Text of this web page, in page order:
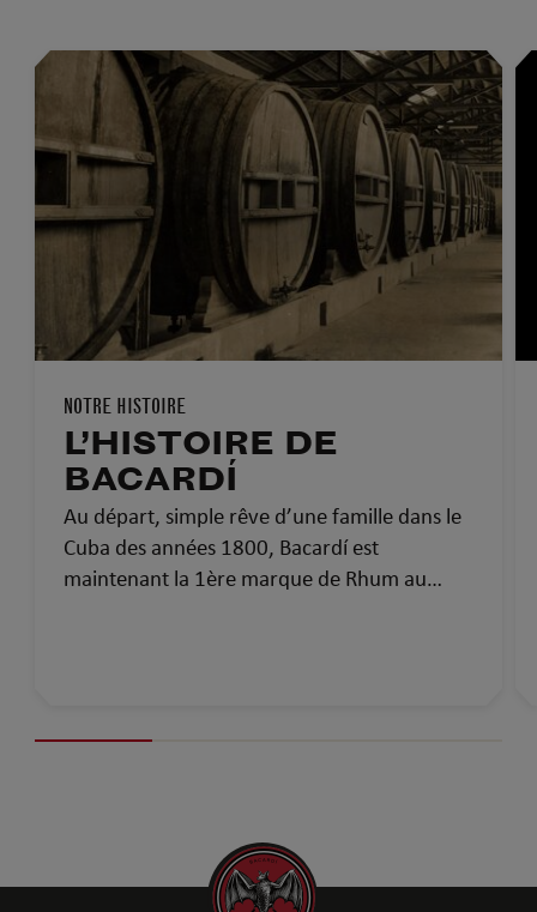
NOTRE HISTOIRE
L’HISTOIRE DE
BACARDÍ
Au départ, simple rêve d’une famille dans le
Cuba des années 1800, Bacardí est
maintenant la 1ère marque de Rhum au